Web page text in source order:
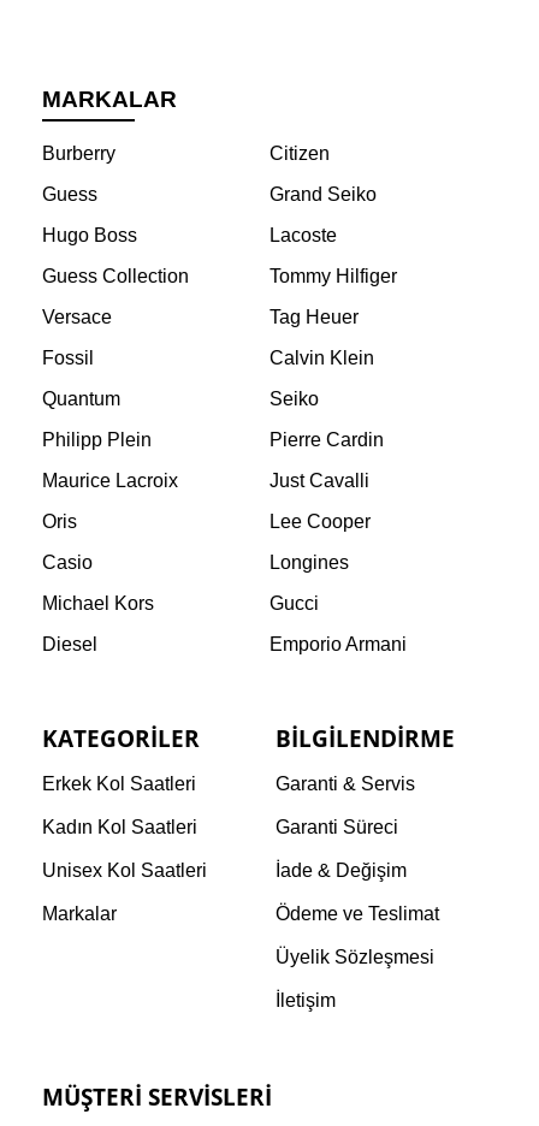
MARKALAR
Burberry
Citizen
Guess
Grand Seiko
Hugo Boss
Lacoste
Guess Collection
Tommy Hilfiger
Versace
Tag Heuer
Fossil
Calvin Klein
Quantum
Seiko
Philipp Plein
Pierre Cardin
Maurice Lacroix
Just Cavalli
Oris
Lee Cooper
Casio
Longines
Michael Kors
Gucci
Diesel
Emporio Armani
KATEGORILER
Erkek Kol Saatleri
Kadın Kol Saatleri
Unisex Kol Saatleri
Markalar
BILGILENDIRME
Garanti & Servis
Garanti Süreci
İade & Değişim
Ödeme ve Teslimat
Üyelik Sözleşmesi
İletişim
MÜŞTERI SERVISLERI